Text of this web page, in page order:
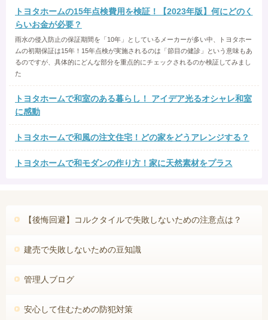
トヨタホームの15年点検費用を検証！【2023年版】何にどのく
らいお金が必要？
雨水の侵入防止の保証期間を「10年」としているメーカーが多い中、トヨタホー
ムの初期保証は15年！15年点検が実施されるのは「節目の健診」という意味もあ
るのですが、具体的にどんな部分を重点的にチェックされるのか検証してみまし
た
トヨタホームで和室のある暮らし！ アイデア光るオシャレ和室
に感動
トヨタホームで和風の注文住宅！どの家をどうアレンジする？
トヨタホームで和モダンの作り方！家に天然素材をプラス
【後悔回避】コルクタイルで失敗しないための注意点は？
建売で失敗しないための豆知識
管理人ブログ
安心して住むための防犯対策